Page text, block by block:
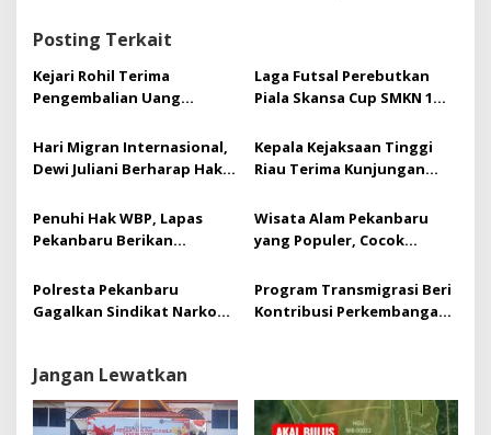
p
s
Posting Terkait
Kejari Rohil Terima
Pengembalian Uang
Kasus Korupsi ADK
Laga Futsal Perebutkan
Piala Skansa Cup SMKN 1
Turnamen futsal Se Riau
Hari Migran Internasional,
Dewi Juliani Berharap Hak
Dilindungi dan Dihormati
Kepala Kejaksaan Tinggi
Riau Terima Kunjungan
Silaturrahmi Pimpinan PT.
Bumi Siak Pusako (BSP)
Penuhi Hak WBP, Lapas
Pekanbaru Berikan
Kepada 12 Orang WBP
Wisata Alam Pekanbaru
yang Populer, Cocok
Akhir Tahun
Polresta Pekanbaru
Gagalkan Sindikat Narkoba
Program Transmigrasi Beri
Kontribusi Perkembangan
Jangan Lewatkan